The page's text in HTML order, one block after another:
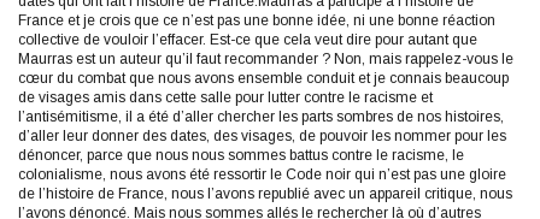
France et je crois que ce n’est pas une bonne idée, ni une bonne réaction
collective de vouloir l’effacer. Est-ce que cela veut dire pour autant que
Maurras est un auteur qu’il faut recommander ? Non, mais rappelez-vous le
cœur du combat que nous avons ensemble conduit et je connais beaucoup
de visages amis dans cette salle pour lutter contre le racisme et
l’antisémitisme, il a été d’aller chercher les parts sombres de nos histoires,
d’aller leur donner des dates, des visages, de pouvoir les nommer pour les
dénoncer, parce que nous nous sommes battus contre le racisme, le
colonialisme, nous avons été ressortir le Code noir qui n’est pas une gloire
de l’histoire de France, nous l’avons republié avec un appareil critique, nous
l’avons dénoncé. Mais nous sommes allés le rechercher là où d’autres